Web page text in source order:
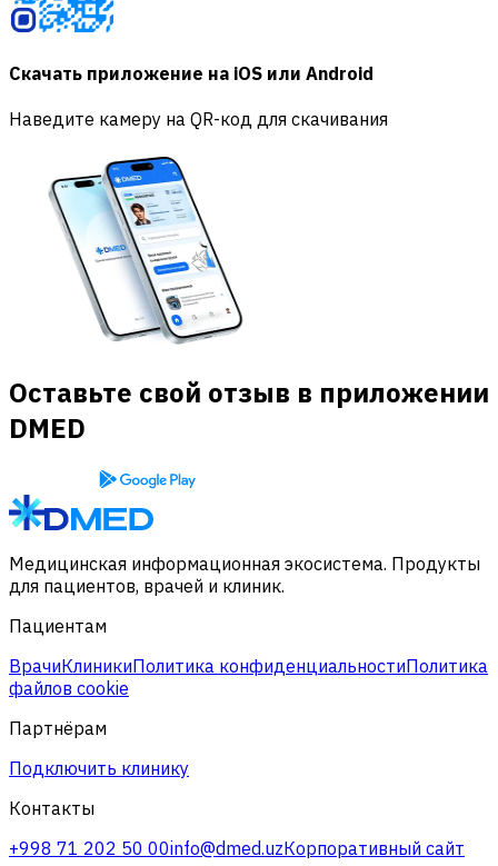
Скачать приложение на iOS или Android
Наведите камеру на QR-код для скачивания
Оставьте свой отзыв в приложении
DMED
Медицинская информационная экосистема. Продукты
для пациентов, врачей и клиник.
Пациентам
ВрачиКлиникиПолитика конфиденциальностиПолитика
файлов cookie
Партнёрам
Подключить клинику
Контакты
+998 71 202 50 00info@dmed.uzКорпоративный сайт